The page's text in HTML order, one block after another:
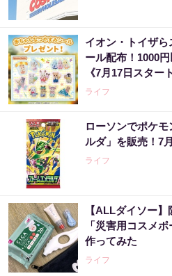
イオン・トイザ
ール配布！1000
《7月17日スター
ライフ
ローソンでポケ
ルダ」を販売！7
ライフ
【ALLダイソー
「災害用コスメ
作ってみた
ライフ